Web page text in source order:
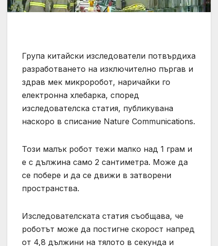
Група китайски изследователи потвърдиха
разработването на изключително пъргав и
здрав мек микроробот, наричайки го
електронна хлебарка, според
изследователска статия, публикувана
наскоро в списание Nature Communications.
Този малък робот тежи малко над 1 грам и
е с дължина само 2 сантиметра. Може да
се побере и да се движи в затворени
пространства.
Изследователската статия съобщава, че
роботът може да постигне скорост напред
от 4,8 дължини на тялото в секунда и